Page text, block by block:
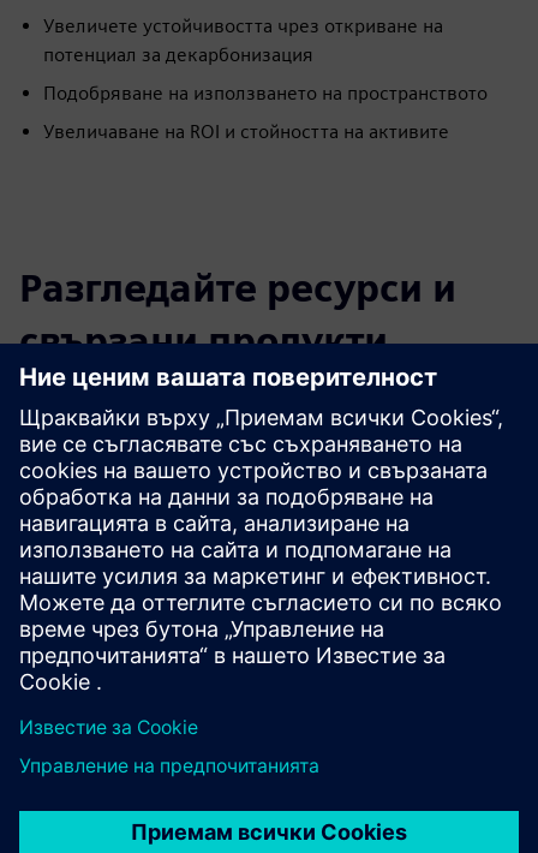
Увеличете устойчивостта чрез откриване на
потенциал за декарбонизация
Подобряване на използването на пространството
Увеличаване на ROI и стойността на активите
Разгледайте ресурси и
свързани продукти
Допълнителна информация и
ресурси
Digital Twin блога с двойни
Интелигентна среда
Предпоставки
нито един